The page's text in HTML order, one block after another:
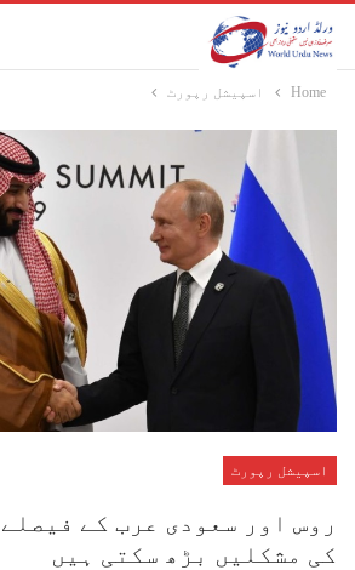
Home اسپیشل رپورٹ
اسپیشل رپورٹ
روس اور سعودی عرب کے
کی مشکلیں بڑھ سکتی ہیں